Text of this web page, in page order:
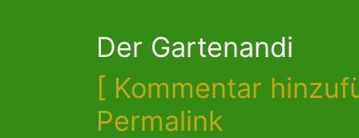
Der Gartenandi
[ Kommentar
Permalink